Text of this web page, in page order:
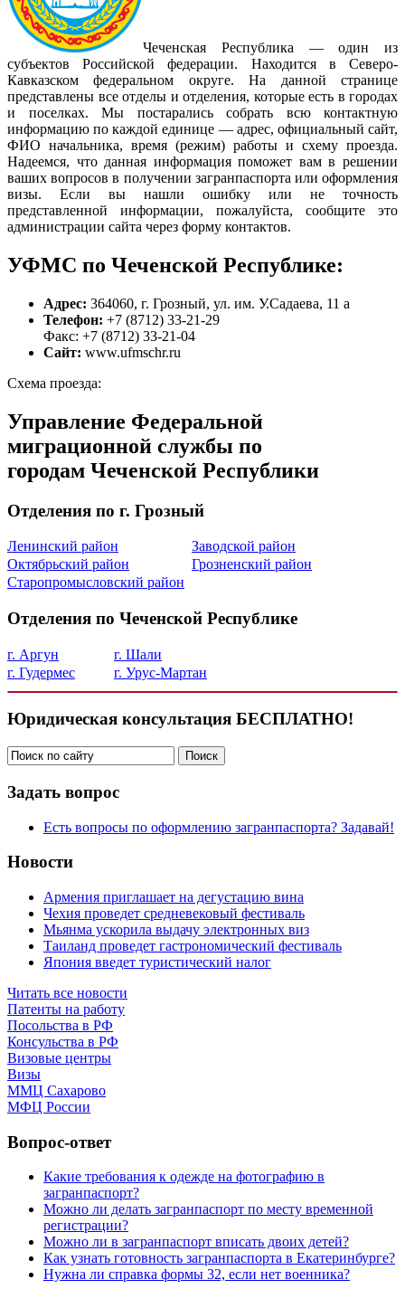
Чеченская Республика — один из
субъектов Российской федерации. Находится в Северо-
Кавказском федеральном округе. На данной странице
представлены все отделы и отделения, которые есть в городах
и поселках. Мы постарались собрать всю контактную
информацию по каждой единице — адрес, официальный сайт,
ФИО начальника, время (режим) работы и схему проезда.
Надеемся, что данная информация поможет вам в решении
ваших вопросов в получении загранпаспорта или оформления
визы. Если вы нашли ошибку или не точность
представленной информации, пожалуйста, сообщите это
администрации сайта через форму контактов.
УФМС по Чеченской Республике:
Адрес: 364060, г. Грозный, ул. им. У.Садаева, 11 а
Телефон: +7 (8712) 33-21-29
Факс: +7 (8712) 33-21-04
Сайт: www.ufmschr.ru
Схема проезда:
Управление Федеральной
миграционной службы по
городам Чеченской Республики
Отделения по г. Грозный
Ленинский район
Заводской район
Октябрьский район
Грозненский район
Старопромысловский район
Отделения по Чеченской Республике
г. Аргун
г. Шали
г. Гудермес
г. Урус-Мартан
Юридическая консультация БЕСПЛАТНО!
Задать вопрос
Есть вопросы по оформлению загранпаспорта? Задавай!
Новости
Армения приглашает на дегустацию вина
Чехия проведет средневековый фестиваль
Мьянма ускорила выдачу электронных виз
Таиланд проведет гастрономический фестиваль
Япония введет туристический налог
Читать все новости
Патенты на работу
Посольства в РФ
Консульства в РФ
Визовые центры
Визы
ММЦ Сахарово
МФЦ России
Вопрос-ответ
Какие требования к одежде на фотографию в
загранпаспорт?
Можно ли делать загранпаспорт по месту временной
регистрации?
Можно ли в загранпаспорт вписать двоих детей?
Как узнать готовность загранпаспорта в Екатеринбурге?
Нужна ли справка формы 32, если нет военника?